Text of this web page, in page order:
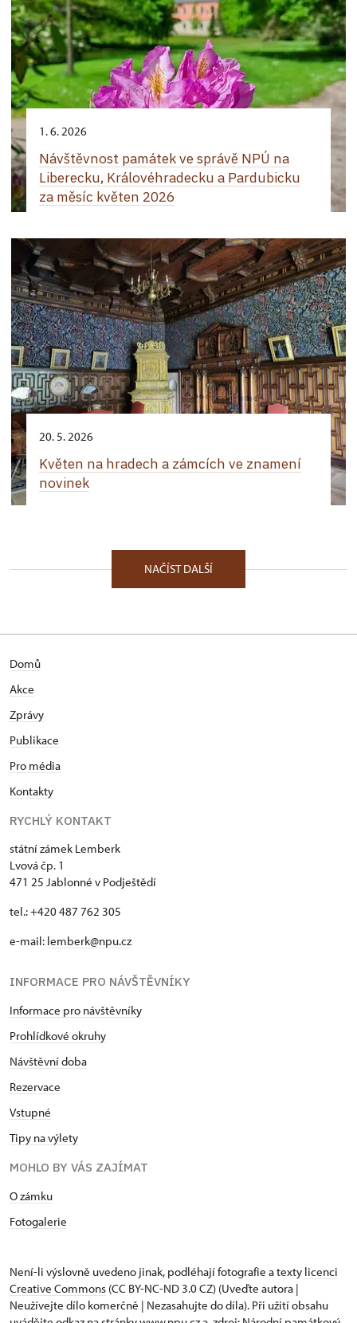
1. 6. 2026
Návštěvnost památek ve správě NPÚ na
Liberecku, Královéhradecku a Pardubicku
za měsíc květen 2026
20. 5. 2026
Květen na hradech a zámcích ve znamení
novinek
NAČÍST DALŠÍ
Domů
Akce
Zprávy
Publikace
Pro média
Kontakty
RYCHLÝ KONTAKT
státní zámek Lemberk
Lvová čp. 1
471 25 Jablonné v Podještědí
tel.: +420 487 762 305
e-mail: lemberk@npu.cz
INFORMACE PRO NÁVŠTĚVNÍKY
Informace pro návštěvníky
Prohlídkové okruhy
Návštěvní doba
Rezervace
Vstupné
Tipy na výlety
MOHLO BY VÁS ZAJÍMAT
O zámku
Fotogalerie
Není-li výslovně uvedeno jinak, podléhají fotografie a texty licenci
Creative Commons (CC BY-NC-ND 3.0 CZ) (Uveďte autora |
Neužívejte dílo komerčně | Nezasahujte do díla). Při užití obsahu